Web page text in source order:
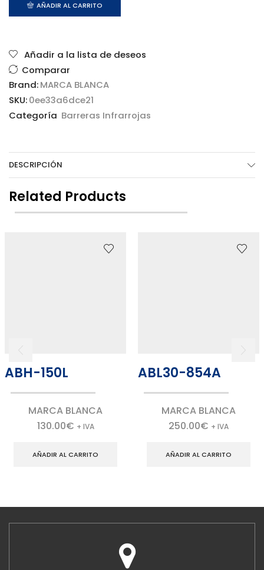
AÑADIR AL CARRITO
Añadir a la lista de deseos
Comparar
Brand:MARCA BLANCA
SKU:0ee33a6dce21
Categoría Barreras Infrarrojas
DESCRIPCIÓN
Related Products
ABH-150L
MARCA BLANCA
130.00€ + IVA
AÑADIR AL CARRITO
ABL30-854A
MARCA BLANCA
250.00€ + IVA
AÑADIR AL CARRITO